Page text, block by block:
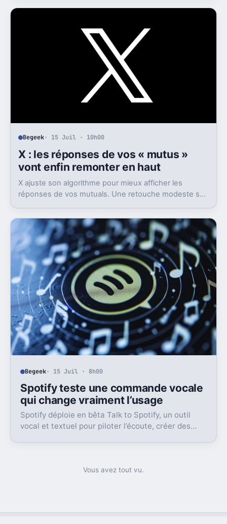
enregistrement autonome, transcription et génération
Begeek· 15 Juil · 10h00
X : les réponses de vos « mutus »
vont enfin remonter en haut
X ajuste son algorithme pour mieux afficher les
réponses de vos mutuals. Une retouche modeste sur
Begeek· 15 Juil · 8h00
Spotify teste une commande vocale
qui change vraiment l’usage
Spotify déploie en bêta Talk to Spotify, un outil
vocal et textuel pour piloter l’écoute, créer des
Vous avez tout vu.